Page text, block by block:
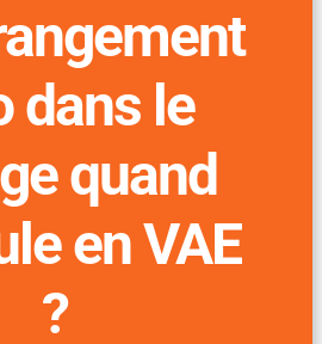
dans le
quand
en VAE
?